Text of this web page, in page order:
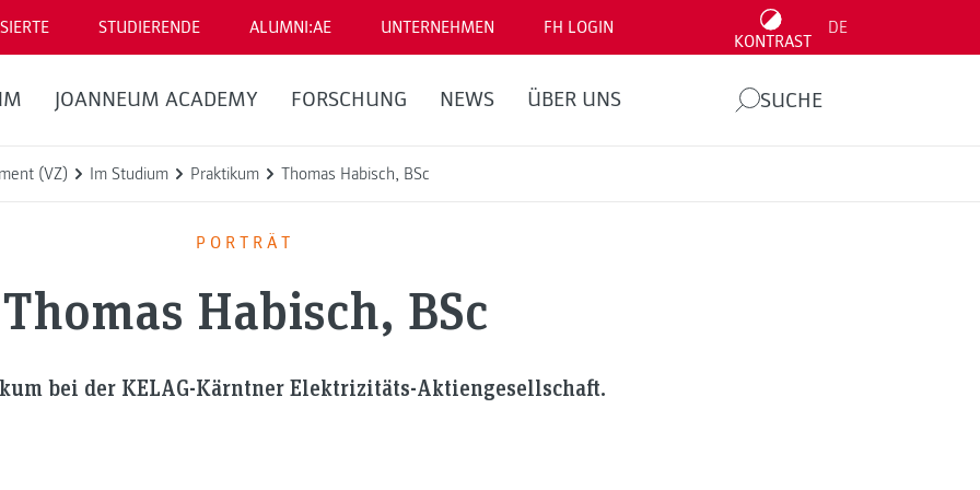
STUDIERENDE ALUMNI:AE UNTERNEHMEN FH LOGIN
KONTRAST
DE
JOANNEUM ACADEMY FORSCHUNG NEWS ÜBER UNS SUCHE
(VZ) Im Studium Praktikum Thomas Habisch, BSc
PORTRÄT
Thomas Habisch, BSc
bei der KELAG-Kärntner Elektrizitäts-Aktiengesellschaft.